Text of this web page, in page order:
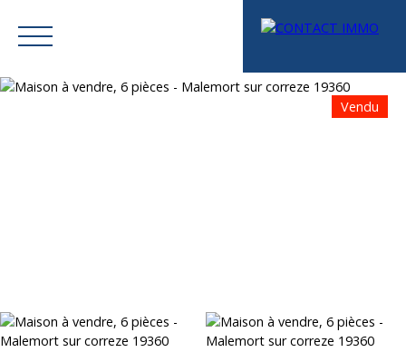
Mes favoris Espace vendeur Estimation
Vendu